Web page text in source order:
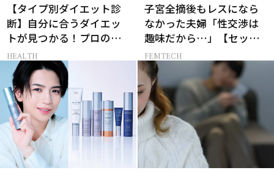
【タイプ別ダイエット診
断】自分に合うダイエッ
トが見つかる！プロの教
える体質別ダイエット方
法
HEALTH
子宮全摘後もレスになら
なかった夫婦「性交渉は
趣味だから…」【セック
スレス AND THE CITY -女
たちの告白-】
FEMTECH